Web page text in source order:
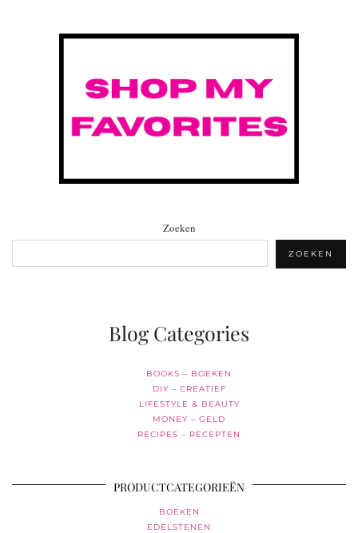
Zoeken
ZOEKEN
Blog Categories
BOOKS – BOEKEN
DIY – CREATIEF
LIFESTYLE & BEAUTY
MONEY – GELD
RECIPES – RECEPTEN
PRODUCTCATEGORIEËN
BOEKEN
EDELSTENEN